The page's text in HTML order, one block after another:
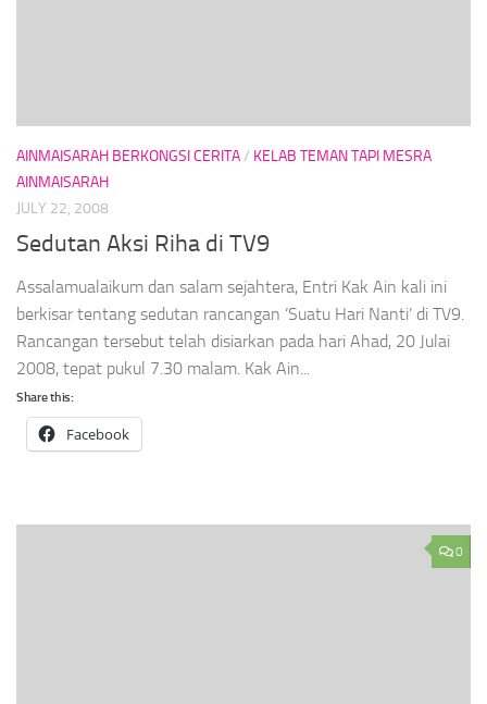
AINMAISARAH BERKONGSI CERITA/ KELAB TEMAN TAPI MESRA
AINMAISARAH
JULY 22, 2008
Sedutan Aksi Riha di TV9
Assalamualaikum dan salam sejahtera, Entri Kak Ain kali ini
berkisar tentang sedutan rancangan ‘Suatu Hari Nanti’ di TV9.
Rancangan tersebut telah disiarkan pada hari Ahad, 20 Julai
2008, tepat pukul 7.30 malam. Kak Ain...
Share this:
Facebook
0